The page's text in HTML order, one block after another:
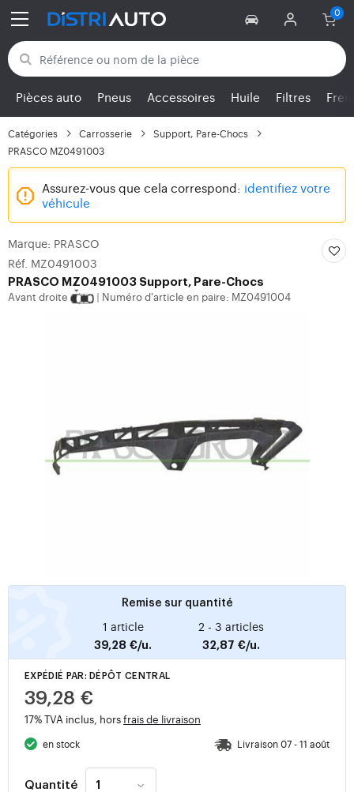
Retour aux catégories
Pièces auto Pneus Accessoires Huile Filtres
Catégories Carrosserie
Support, Pare-Chocs
PRASCO MZ0491003
Assurez-vous que cela correspond: identifiez votre
véhicule
Marque: PRASCO
Réf. MZ0491003
PRASCO MZ0491003 Support, Pare-Chocs
Avant droite Numéro d'article en paire: MZ0491004
Remise sur quantité
1 article
39,28 €/u.
2 - 3 articles
32,87 €/u.
EXPÉDIÉ PAR: DÉPÔT CENTRAL
39,28 €
17% TVA inclus, horsfrais de livraison
en stock Livraison 07 - 11 août
Quantité